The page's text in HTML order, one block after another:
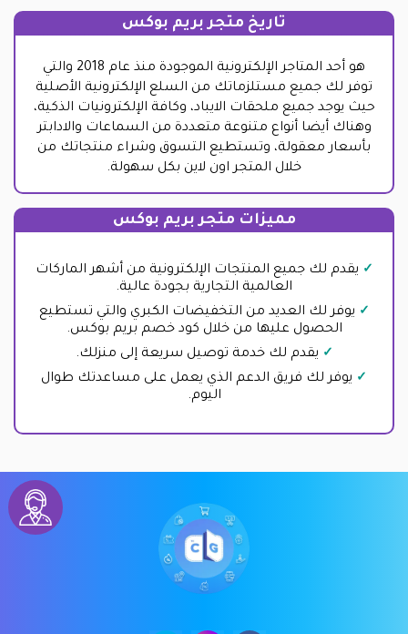
تاريخ متجر بريم بوكس
هو أحد المتاجر الإلكترونية الموجودة منذ عام 2018 والتي
توفر لك جميع مستلزماتك من السلع الإلكترونية الأصلية
حيث يوجد جميع ملحقات الايباد، وكافة الإلكترونيات الذكية،
وهناك أيضا أنواع متنوعة متعددة من السماعات والادابتر
بأسعار معقولة، وتستطيع التسوق وشراء منتجاتك من
خلال المتجر اون لاين بكل سهولة.
مميزات متجر بريم بوكس
يقدم لك جميع المنتجات الإلكترونية من أشهر الماركات
العالمية التجارية بجودة عالية.
يوفر لك العديد من التخفيضات الكبري والتي تستطيع
الحصول عليها من خلال كود خصم بريم بوكس.
يقدم لك خدمة توصيل سريعة إلى منزلك.
يوفر لك فريق الدعم الذي يعمل على مساعدتك طوال
اليوم.